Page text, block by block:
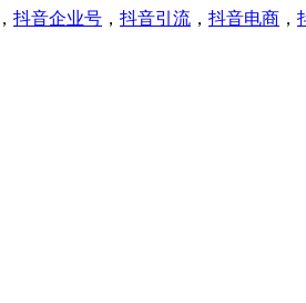
， 抖音企业号 ， 抖音引流 ， 抖音电商 ，